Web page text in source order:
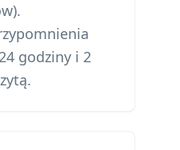
godziny i 2